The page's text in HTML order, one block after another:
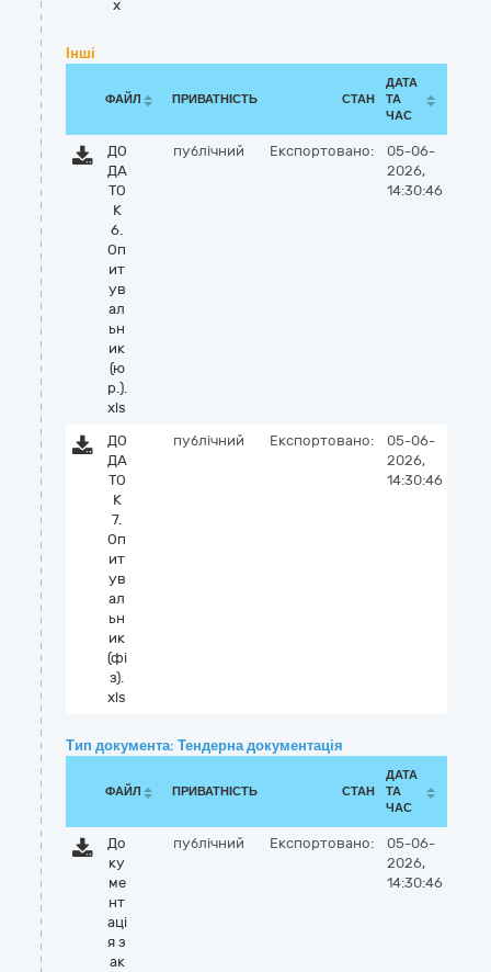
x
Інші
ФАЙЛ ПРИВАТНІСТЬ СТАН
ДАТА
ТА
ЧАС
ДО
ДА
ТО
К
6.
Оп
ит
ув
ал
ьн
ик
(ю
р.).
xls
публічний Експортовано:
05-06-
2026,
14:30:46
ДО
ДА
ТО
К
7.
Оп
ит
ув
ал
ьн
ик
(фі
з).
xls
публічний Експортовано:
05-06-
2026,
14:30:46
Тип документа: Тендерна документація
ФАЙЛ ПРИВАТНІСТЬ СТАН
ДАТА
ТА
ЧАС
До
ку
ме
нт
аці
я з
ак
публічний Експортовано:
05-06-
2026,
14:30:46